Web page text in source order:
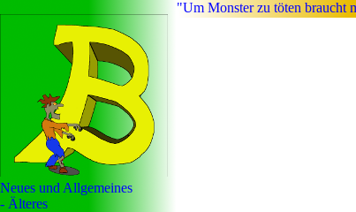
Neues und Allgemeines
- Älteres
"Um Monster zu töten braucht